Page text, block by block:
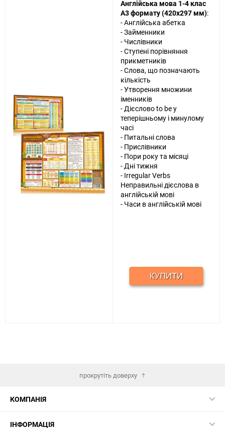
Англійська мова 1-4 клас
А3 формату (420х297 мм):
- Англійська абетка
- Займенники
- Числівники
- Ступені порівняння
прикметників
- Слова, що позначають
кількість
- Утворення множини
іменників
- Дієслово to be у
теперішньому і минулому
часі
- Питальні слова
- Прислівники
- Пори року та місяці
- Дні тижня
- Irregular Verbs
Неправильні дієслова в
англійській мові
- Часи в англійській мові
прокрутіть доверху
КОМПАНІЯ
ІНФОРМАЦІЯ